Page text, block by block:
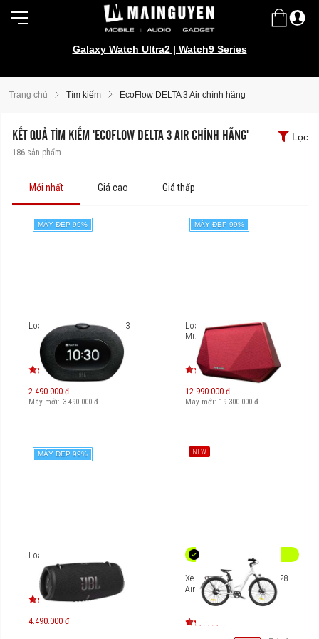
Galaxy Watch Ultra2 | Watch9 Series
Samsung Galaxy Z Fold8 | Z Flip8
Trang chủ Tìm kiếm EcoFlow DELTA 3 Air chính hãng
KẾT QUẢ TÌM KIẾM 'ECOFLOW DELTA 3 AIR CHÍNH HÃNG'
186 sản phẩm
Lọc
Mới nhất Giá cao Giá thấp
MÁY ĐẸP 99%
Loa đồng hồ JBL Horizon 3
2.490.000 đ
Máy mới: 3.490.000 đ
MÁY ĐẸP 99%
Loa di động Dynaudio
Music 3
12.990.000 đ
Máy mới: 19.300.000 đ
MÁY ĐẸP 99%
Loa di động JBL Xtreme 3
4.490.000 đ
NEW
Xe đạp trợ lực điện ADO A28
Air